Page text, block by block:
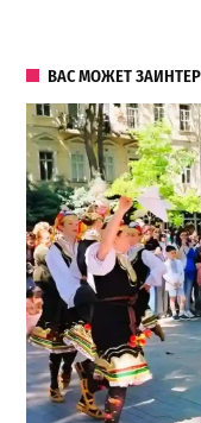
ВАС МОЖЕТ